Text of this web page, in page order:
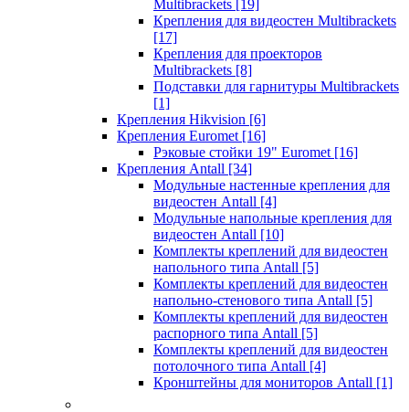
Multibrackets [19]
Крепления для видеостен Multibrackets
[17]
Крепления для проекторов
Multibrackets [8]
Подставки для гарнитуры Multibrackets
[1]
Крепления Hikvision [6]
Крепления Euromet [16]
Рэковые стойки 19" Euromet [16]
Крепления Antall [34]
Модульные настенные крепления для
видеостен Antall [4]
Модульные напольные крепления для
видеостен Antall [10]
Комплекты креплений для видеостен
напольного типа Antall [5]
Комплекты креплений для видеостен
напольно-стенового типа Antall [5]
Комплекты креплений для видеостен
распорного типа Antall [5]
Комплекты креплений для видеостен
потолочного типа Antall [4]
Кронштейны для мониторов Antall [1]